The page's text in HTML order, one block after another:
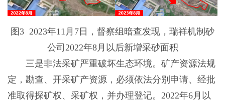
图3 2023年11月7日，督察组暗查发现，瑞祥机制砂
公司2022年8月以后新增采砂面积
三是非法采矿严重破坏生态环境。矿产资源法规
定，勘查、开采矿产资源，必须依法分别申请、经批
准取得探矿权、采矿权，并办理登记。2022年6月以